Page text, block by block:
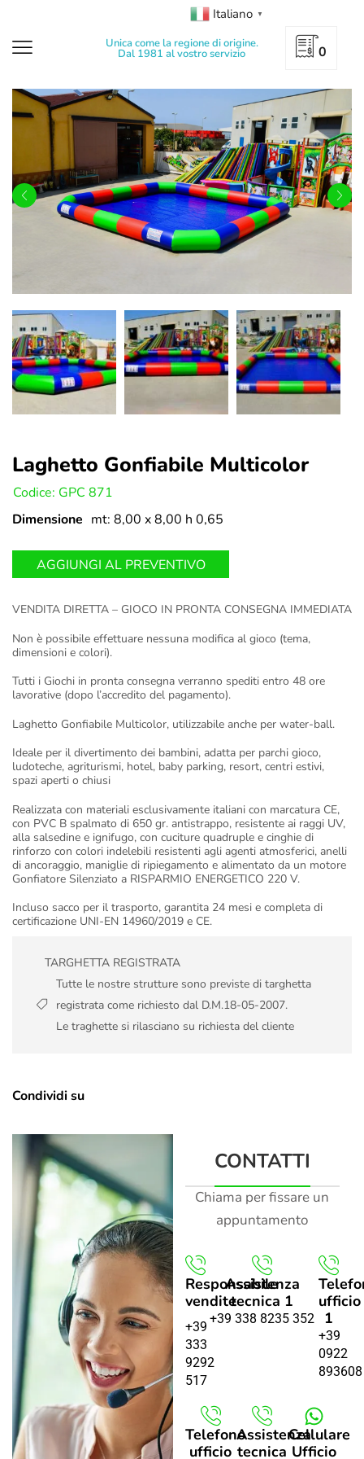
Italiano ▼
Unica come la regione di origine.
Dal 1981 al vostro servizio 0
Laghetto Gonfiabile Multicolor
Codice: GPC 871
Dimensione mt: 8,00 x 8,00 h 0,65
AGGIUNGI AL PREVENTIVO
VENDITA DIRETTA – GIOCO IN PRONTA CONSEGNA IMMEDIATA
Non è possibile effettuare nessuna modifica al gioco (tema,
dimensioni e colori).
Tutti i Giochi in pronta consegna verranno spediti entro 48 ore
lavorative (dopo l’accredito del pagamento).
Laghetto Gonfiabile Multicolor, utilizzabile anche per water-ball.
Ideale per il divertimento dei bambini, adatta per parchi gioco,
ludoteche, agriturismi, hotel, baby parking, resort, centri estivi,
spazi aperti o chiusi
Realizzata con materiali esclusivamente italiani con marcatura CE,
con PVC B spalmato di 650 gr. antistrappo, resistente ai raggi UV,
alla salsedine e ignifugo, con cuciture quadruple e cinghie di
rinforzo con colori indelebili resistenti agli agenti atmosferici, anelli
di ancoraggio, maniglie di ripiegamento e alimentato da un motore
Gonfiatore Silenziato a RISPARMIO ENERGETICO 220 V.
Incluso sacco per il trasporto, garantita 24 mesi e completa di
certificazione UNI-EN 14960/2019 e CE.
TARGHETTA REGISTRATA
Tutte le nostre strutture sono previste di targhetta
registrata come richiesto dal D.M.18-05-2007.
Le traghette si rilasciano su richiesta del cliente
Condividi su
CONTATTI
Chiama per fissare un
appuntamento
Responsabile
vendite
+39
333
9292
517
Assistenza
tecnica 1
+39 338 8235 352
ufficio
1
+39
0922
893608
Telefono
ufficio
Assistenza
tecnica
Cellulare
Ufficio